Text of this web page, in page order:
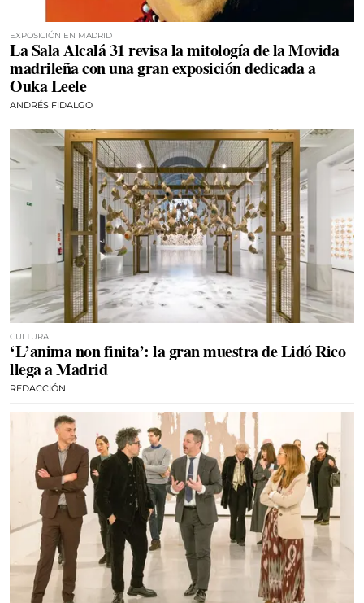
EXPOSICIÓN EN MADRID
La Sala Alcalá 31 revisa la mitología de la Movida
madrileña con una gran exposición dedicada a
Ouka Leele
ANDRÉS FIDALGO
CULTURA
‘L’anima non finita’: la gran muestra de Lidó Rico
llega a Madrid
REDACCIÓN